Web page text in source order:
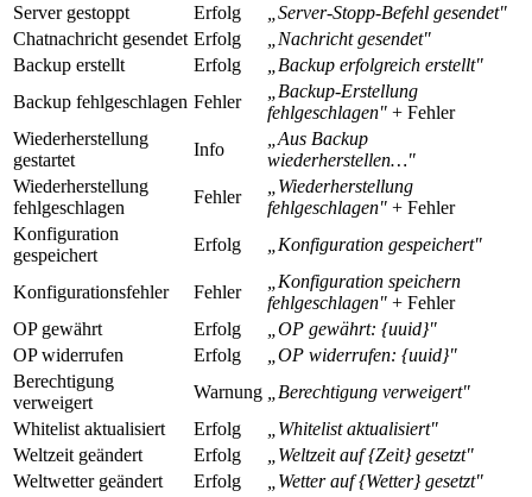
Server gestoppt
Erfolg
„Server-Stopp-Befehl gesendet"
Chatnachricht gesendet Erfolg
„Nachricht gesendet"
Backup erstellt
Erfolg
„Backup erfolgreich erstellt"
Backup fehlgeschlagen Fehler
„Backup-Erstellung
fehlgeschlagen" + Fehler
Wiederherstellung
gestartet
Info
„Aus Backup
wiederherstellen…"
Wiederherstellung
fehlgeschlagen
Fehler
„Wiederherstellung
fehlgeschlagen" + Fehler
Konfiguration
gespeichert
Erfolg „Konfiguration gespeichert"
Konfigurationsfehler Fehler
„Konfiguration speichern
fehlgeschlagen" + Fehler
OP gewährt
Erfolg
„OP gewährt: {uuid}"
OP widerrufen
Erfolg
„OP widerrufen: {uuid}"
Berechtigung
verweigert
Warnung
„Berechtigung verweigert"
Whitelist aktualisiert
Erfolg
„Whitelist aktualisiert"
Weltzeit geändert
Erfolg
„Weltzeit auf {Zeit} gesetzt"
Weltwetter geändert
Erfolg
„Wetter auf {Wetter} gesetzt"